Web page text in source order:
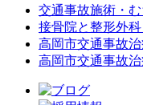
交通事故施術・
接骨院と整形外
高岡市交通事故
高岡市交通事故